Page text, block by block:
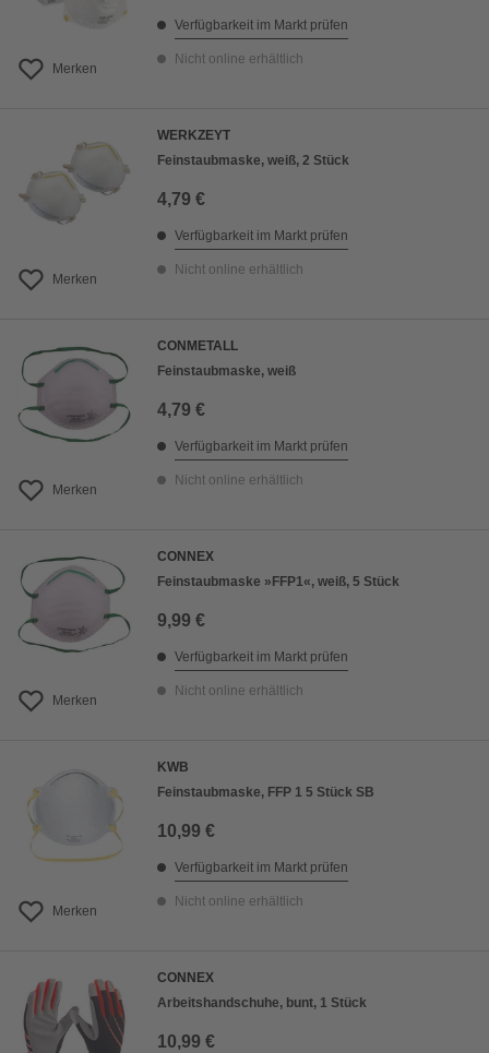
Merken
Verfügbarkeit im Markt prüfen
Nicht online erhältlich
Merken
WERKZEYT
Feinstaubmaske, weiß, 2 Stück
4,79 €
Verfügbarkeit im Markt prüfen
Nicht online erhältlich
Merken
CONMETALL
Feinstaubmaske, weiß
4,79 €
Verfügbarkeit im Markt prüfen
Nicht online erhältlich
Merken
CONNEX
Feinstaubmaske »FFP1«, weiß, 5 Stück
9,99 €
Verfügbarkeit im Markt prüfen
Nicht online erhältlich
Merken
KWB
Feinstaubmaske, FFP 1 5 Stück SB
10,99 €
Verfügbarkeit im Markt prüfen
Nicht online erhältlich
CONNEX
Arbeitshandschuhe, bunt, 1 Stück
10,99 €